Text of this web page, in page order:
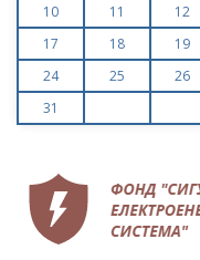
10
11 12
17
18 19
24
25 26
31